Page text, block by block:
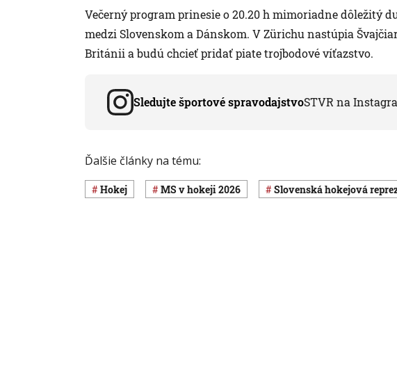
Večerný program prinesie o 20.20 h mimoriadne dôležitý
medzi Slovenskom a Dánskom. V Zürichu nastúpia
Británii a budú chcieť pridať piate trojbodové víťazstvo.
Sledujte športové spravodajstvoSTVR na
Ďalšie články na tému:
Hokej MS v hokeji 2026 slovenská hokejová